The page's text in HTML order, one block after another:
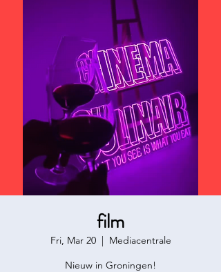
film
Fri, Mar 20
  |
Mediacentrale
Nieuw in Groningen!